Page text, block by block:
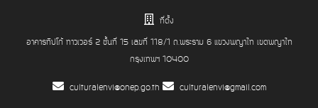
ที่ตั้ง
อาคารทิปโก้ ทาวเวอร์ 2 ชั้นที่ 15 เลขที่ 118/1 ถ.พระราม 6 แขวงพญาไท เขตพญาไท
กรุงเทพฯ 10400
culturalenvi@onep.go.th culturalenvi@gmail.com